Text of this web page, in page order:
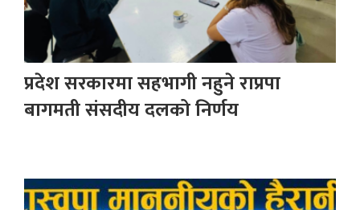
प्रदेश सरकारमा सहभागी नहुने राप्रपा
बागमती संसदीय दलको निर्णय